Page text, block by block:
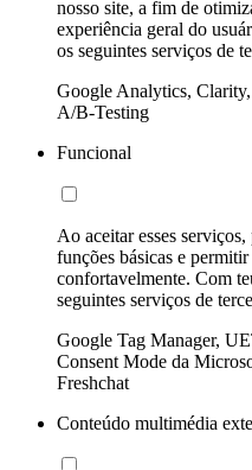
nosso site, a fim de
experiência geral do
os seguintes serviços de
Google Analytics,
A/B-Testing
Funcional
Ao aceitar esses
funções básicas e
confortavelmente. Com
seguintes serviços de
Google Tag Manager,
Consent Mode da
Freshchat
Conteúdo multimédia